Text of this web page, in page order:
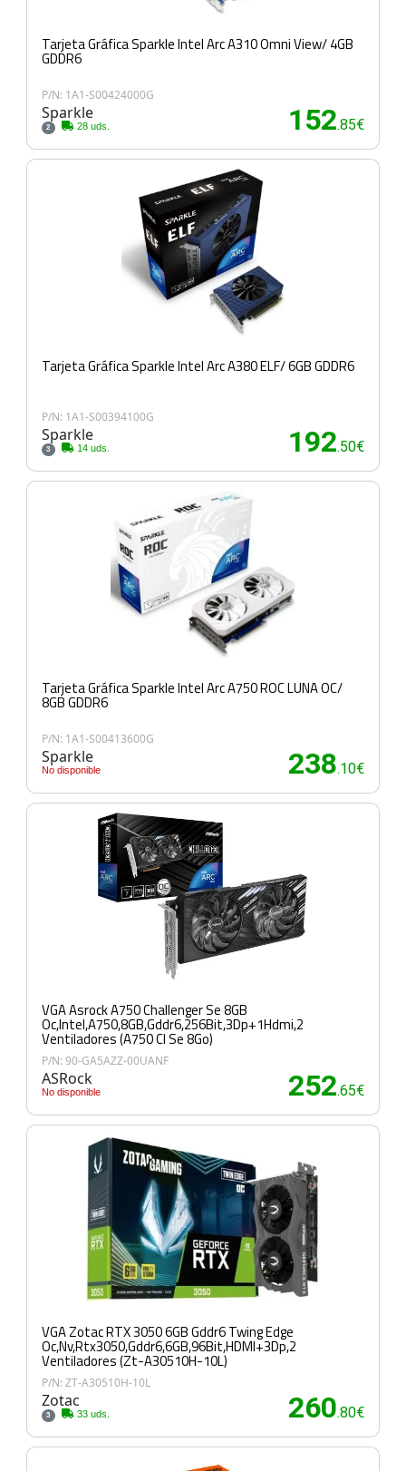
Tarjeta Gráfica Sparkle Intel Arc A310 Omni View/ 4GB
GDDR6
P/N: 1A1-S00424000G
Sparkle
2 28 uds. 152.85€
Tarjeta Gráfica Sparkle Intel Arc A380 ELF/ 6GB GDDR6
P/N: 1A1-S00394100G
Sparkle
3 14 uds. 192.50€
Tarjeta Gráfica Sparkle Intel Arc A750 ROC LUNA OC/
8GB GDDR6
P/N: 1A1-S00413600G
Sparkle
No disponible 238.10€
VGA Asrock A750 Challenger Se 8GB
Oc,Intel,A750,8GB,Gddr6,256Bit,3Dp+1Hdmi,2
Ventiladores (A750 Cl Se 8Go)
P/N: 90-GA5AZZ-00UANF
ASRock
No disponible 252.65€
VGA Zotac RTX 3050 6GB Gddr6 Twing Edge
Oc,Nv,Rtx3050,Gddr6,6GB,96Bit,HDMI+3Dp,2
Ventiladores (Zt-A30510H-10L)
P/N: ZT-A30510H-10L
Zotac
3 33 uds. 260.80€